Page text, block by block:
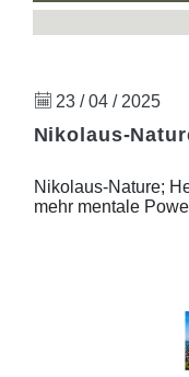
23 / 04 / 2025
Nikolaus-
Nikolaus-Nature;
mehr mentale